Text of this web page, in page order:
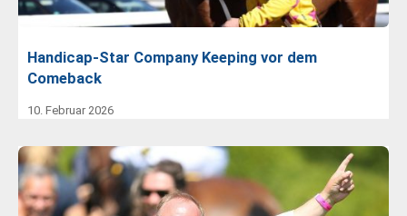
Handicap-Star Company Keeping vor dem
Comeback
10. Februar 2026